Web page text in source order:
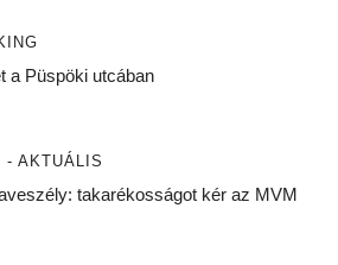
a Püspöki utcában
- AKTUÁLIS
takarékosságot kér az MVM